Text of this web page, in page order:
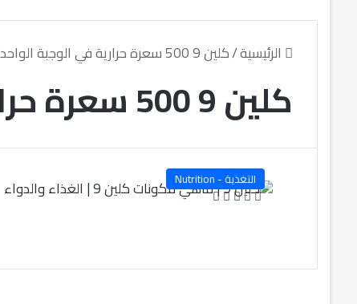
الرئيسية/كلين 9 500 سعرة حرارية في الوجبة الواحدة
كلين 9 500 سعرة حرارية في الوجبة الواحدة
التغذية - Nutrition